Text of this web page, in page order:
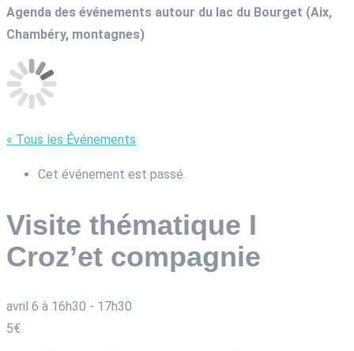
Agenda des événements autour du lac du Bourget (Aix,
Chambéry, montagnes)
« Tous les Événements
Cet événement est passé.
Visite thématique I
Croz’et compagnie
avril 6 à 16h30 - 17h30
5€